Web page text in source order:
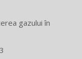
gazului în